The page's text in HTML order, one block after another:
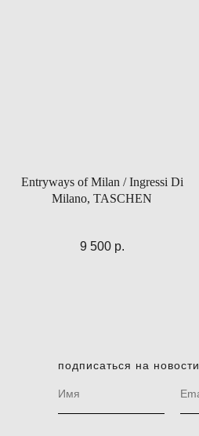
Entryways of Milan / Ingressi Di
Milano, TASCHEN
9 500 р.
подписаться на новости